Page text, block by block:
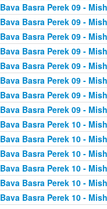
Bava Basra Perek 09 -
Bava Basra Perek 09 -
Bava Basra Perek 09 -
Bava Basra Perek 09 -
Bava Basra Perek 09 -
Bava Basra Perek 09 -
Bava Basra Perek 09 -
Bava Basra Perek 09 -
Bava Basra Perek 10 -
Bava Basra Perek 10 -
Bava Basra Perek 10 -
Bava Basra Perek 10 -
Bava Basra Perek 10 -
Bava Basra Perek 10 -